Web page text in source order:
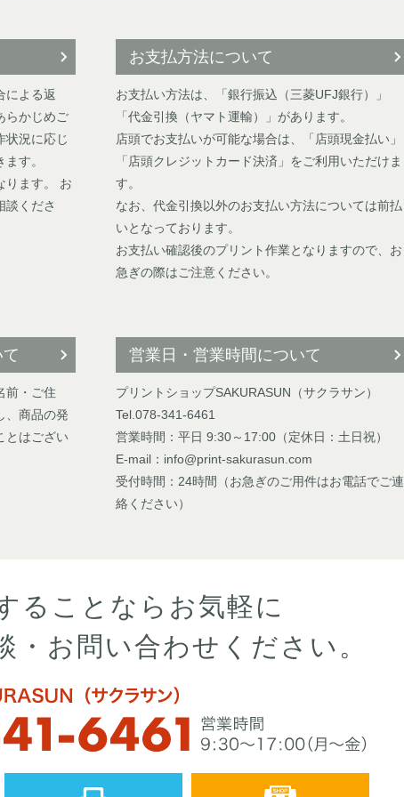
による返
らかじめご
状況に応じ
す。
ります。 お
談くださ
お支払方法について
お支払い方法は、「銀行振込（三菱UFJ銀行）」
「代金引換（ヤマト運輸）」があります。
店頭でお支払いが可能な場合は、「店頭現金払い」
「店頭クレジットカード決済」をご利用いただけま
す。
なお、代金引換以外のお支払い方法については前払
いとなっております。
お支払い確認後のプリント作業となりますので、お
急ぎの際はご注意ください。
前・ご住
、商品の発
とはござい
営業日・営業時間について
プリントショップSAKURASUN（サクラサン）
Tel.078-341-6461
営業時間：平日 9:30～17:00（定休日：土日祝）
E-mail：info@print-sakurasun.com
受付時間：24時間（お急ぎのご用件はお電話でご連
絡ください）
ることならお気軽に
・お問い合わせください。